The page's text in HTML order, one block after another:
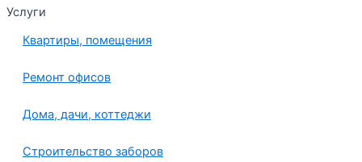
Услуги
Квартиры, помещения
Ремонт офисов
Дома, дачи, коттеджи
Строительство заборов